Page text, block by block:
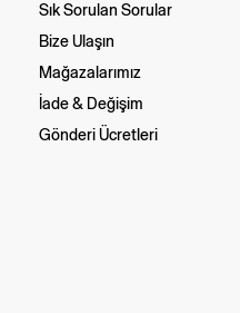
Sık Sorulan Sorular
Bize Ulaşın
Mağazalarımız
İade & Değişim
Gönderi Ücretleri